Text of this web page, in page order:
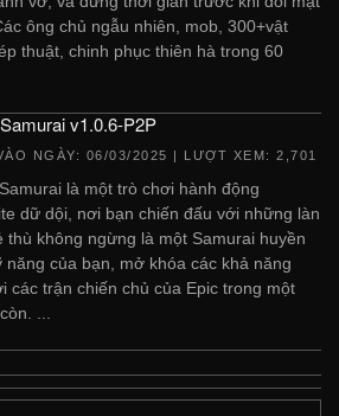
ông chủ ngẫu nhiên, mob, 300+vật
thuật, chinh phục thiên hà trong 60
v1.0.6-P2P
NGÀY: 06/03/2025 | LƯỢT XEM: 2,701
là một trò chơi hành động
dữ dội, nơi bạn chiến đấu với những làn
thù không ngừng là một Samurai huyền
của bạn, mở khóa các khả năng
các trận chiến chủ của Epic trong một
...